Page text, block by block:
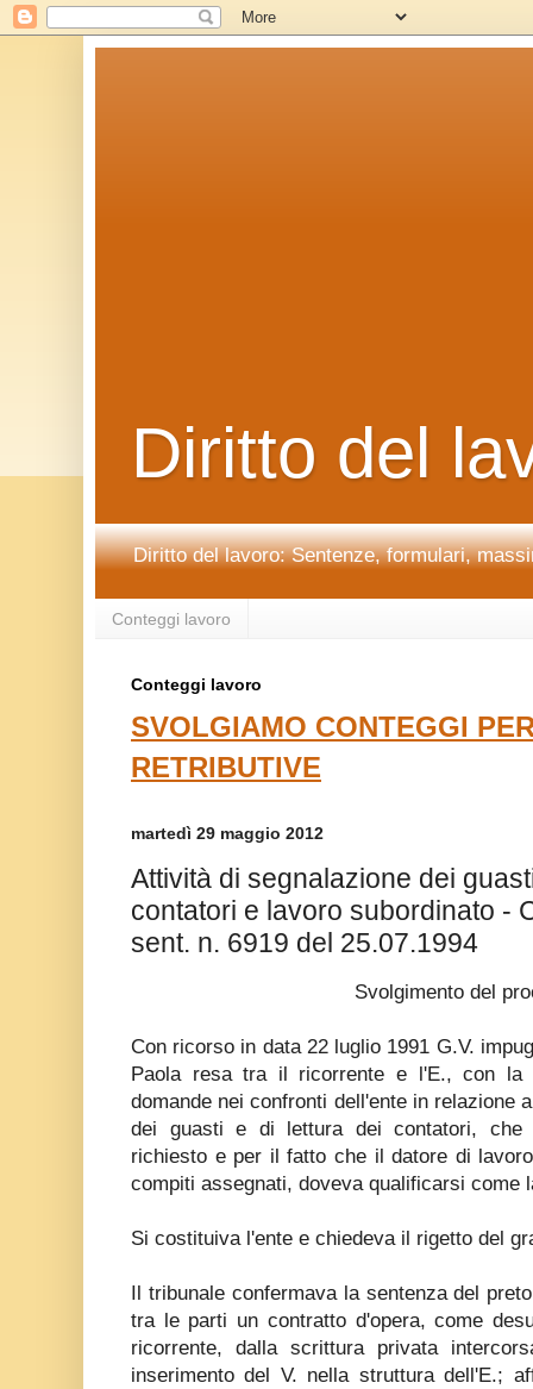
Diritto del
Diritto del lavoro: Sentenze, formulari,
Conteggi lavoro
Conteggi lavoro
SVOLGIAMO CONTEGGI
RETRIBUTIVE
martedì 29 maggio 2012
Attività di segnalazione dei
contatori e lavoro subordinato -
sent. n. 6919 del 25.07.1994
Svolgimento del
Con ricorso in data 22 luglio 1991 G.V.
Paola resa tra il ricorrente e l'E., con la
domande nei confronti dell'ente in relazione
dei guasti e di lettura dei contatori, che
richiesto e per il fatto che il datore di
compiti assegnati, doveva qualificarsi come
Si costituiva l'ente e chiedeva il rigetto del
Il tribunale confermava la sentenza del
tra le parti un contratto d'opera, come
ricorrente, dalla scrittura privata
inserimento del V. nella struttura dell'E.;